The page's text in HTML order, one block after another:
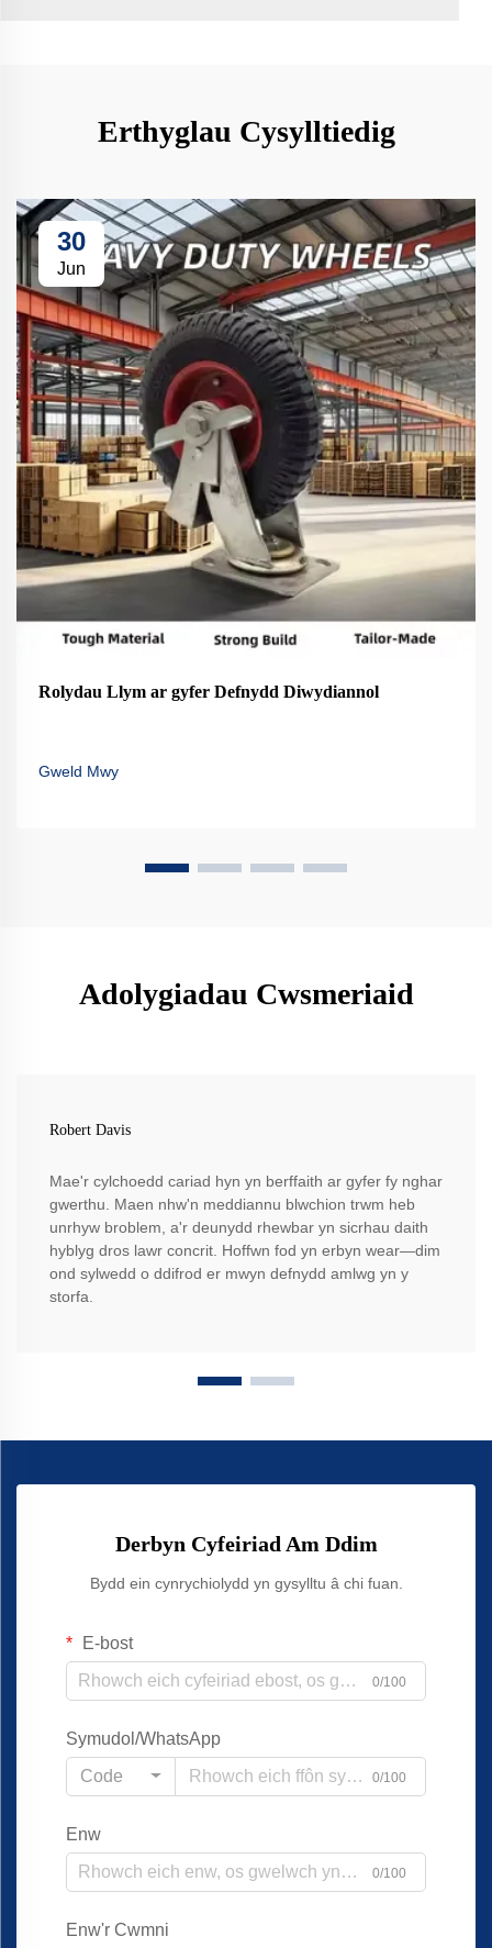
Erthyglau Cysylltiedig
30
Jun
Rolydau Llym ar gyfer Defnydd Diwydiannol
Gweld Mwy
Adolygiadau Cwsmeriaid
Robert Davis
Mae'r cylchoedd cariad hyn yn berffaith ar gyfer fy nghar
gwerthu. Maen nhw'n meddiannu blwchion trwm heb
unrhyw broblem, a'r deunydd rhewbar yn sicrhau daith
hyblyg dros lawr concrit. Hoffwn fod yn erbyn wear—dim
ond sylwedd o ddifrod er mwyn defnydd amlwg yn y
storfa.
Derbyn Cyfeiriad Am Ddim
Bydd ein cynrychiolydd yn gysylltu â chi fuan.
E-bost
0/100
Symudol/WhatsApp
Code
0/100
Enw
0/100
Enw'r Cwmni